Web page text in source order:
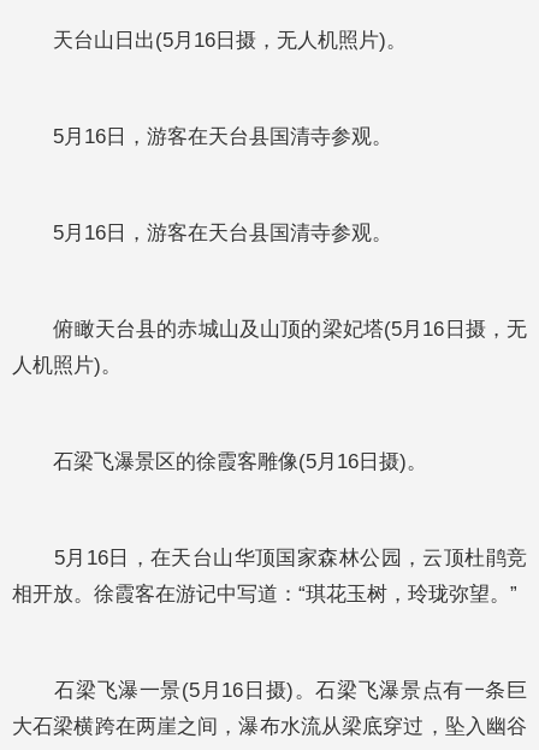
天台山日出(5月16日摄，无人机照片)。
5月16日，游客在天台县国清寺参观。
5月16日，游客在天台县国清寺参观。
俯瞰天台县的赤城山及山顶的梁妃塔(5月16日摄，无
人机照片)。
石梁飞瀑景区的徐霞客雕像(5月16日摄)。
5月16日，在天台山华顶国家森林公园，云顶杜鹃竞
相开放。徐霞客在游记中写道：“琪花玉树，玲珑弥望。”
石梁飞瀑一景(5月16日摄)。石梁飞瀑景点有一条巨
大石梁横跨在两崖之间，瀑布水流从梁底穿过，坠入幽谷